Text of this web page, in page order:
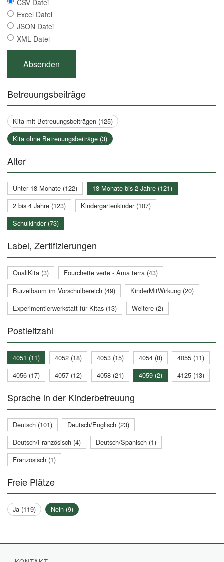
Excel Datei
JSON Datei
XML Datei
Betreuungsbeiträge
Kita mit Betreuungsbeiträgen (125)
Kita ohne Betreuungsbeiträge (3)
Alter
Unter 18 Monate (122)
18 Monate bis 2 Jahre (121)
2 bis 4 Jahre (123)
Kindergartenkinder (107)
Schulkinder (73)
Label, Zertifizierungen
QualiKita (3)
Fourchette verte - Ama terra (43)
Burzelbaum im Vorschulbereich (49)
KinderMitWirkung (20)
Experimentierwerkstatt für Kitas (13)
Weitere (2)
Postleitzahl
4051 (11) 4052 (18) 4053 (15) 4054 (8)
4055 (11)
4056 (17)
4057 (12) 4058 (21) 4059 (2) 4125 (13)
Sprache in der Kinderbetreuung
Deutsch (101)
Deutsch/Englisch (23)
Deutsch/Französisch (4)
Deutsch/Spanisch (1)
Französisch (1)
Freie Plätze
Ja (119) Nein (9)